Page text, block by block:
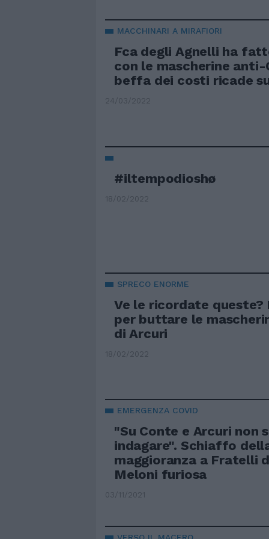
MACCHINARI A MIRAFIORI
Fca degli Agnelli ha
con le mascherine anti-
beffa dei costi ricade
24/03/2022
#iltempodioshø
18/02/2022
SPRECO ENORME
Ve le ricordate
per buttare le
di Arcuri
18/02/2022
EMERGENZA COVID
"Su Conte e Arcuri non
indagare". Schiaffo
maggioranza a Fratelli
Meloni furiosa
03/11/2021